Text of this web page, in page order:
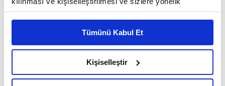
reklam/pazarlama faaliyetlerinin yapılması, amaçlarıyla
Çerezlere ilişkin tercihlerinizi çerez paneli vasıtasıyla
belirleyebilirsiniz. Çerezlere ilişkin detaylı bilgi için
Ayarlar butonuna tıklayabilir,Çerez Bilgilendirme
Metnimizi ziyaret edebilirsiniz.
Tümünü Kabul Et
Kişiselleştir